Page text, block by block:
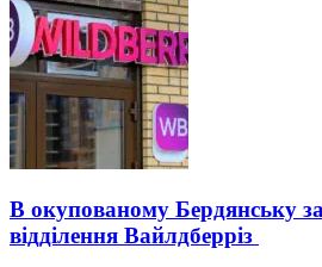
В окупованому Бердянську
відділення Вайлдберріз